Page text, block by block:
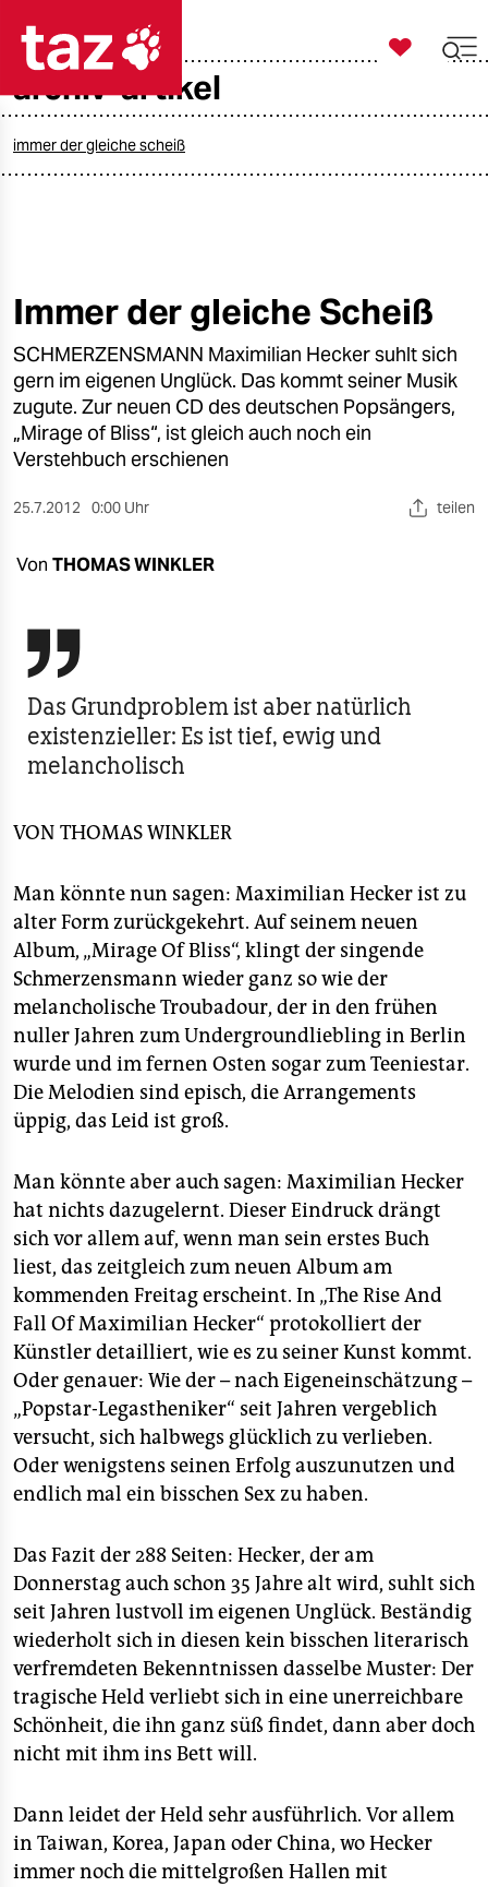
öko
gesellschaft
kultur
sport
verlag
verlag
veranstaltungen
shop
abo
genossenschaft
epaper login

taz zahl ich
archiv-artikel
immer der gleiche scheiß
Immer der gleiche Scheiß
SCHMERZENSMANN Maximilian Hecker suhlt sich
gern im eigenen Unglück. Das kommt seiner Musik
zugute. Zur neuen CD des deutschen Popsängers,
„Mirage of Bliss“, ist gleich auch noch ein
Verstehbuch erschienen
25.7.2012 0:00 Uhr teilen
Von THOMAS WINKLER

Das Grundproblem ist aber natürlich
existenzieller: Es ist tief, ewig und
melancholisch
VON THOMAS WINKLER
Man könnte nun sagen: Maximilian Hecker ist zu
alter Form zurückgekehrt. Auf seinem neuen
Album, „Mirage Of Bliss“, klingt der singende
Schmerzensmann wieder ganz so wie der
melancholische Troubadour, der in den frühen
nuller Jahren zum Undergroundliebling in Berlin
wurde und im fernen Osten sogar zum Teeniestar.
Die Melodien sind episch, die Arrangements
üppig, das Leid ist groß.
Man könnte aber auch sagen: Maximilian Hecker
hat nichts dazugelernt. Dieser Eindruck drängt
sich vor allem auf, wenn man sein erstes Buch
liest, das zeitgleich zum neuen Album am
kommenden Freitag erscheint. In „The Rise And
Fall Of Maximilian Hecker“ protokolliert der
Künstler detailliert, wie es zu seiner Kunst kommt.
Oder genauer: Wie der – nach Eigeneinschätzung –
„Popstar-Legastheniker“ seit Jahren vergeblich
versucht, sich halbwegs glücklich zu verlieben.
Oder wenigstens seinen Erfolg auszunutzen und
endlich mal ein bisschen Sex zu haben.
Das Fazit der 288 Seiten: Hecker, der am
Donnerstag auch schon 35 Jahre alt wird, suhlt sich
seit Jahren lustvoll im eigenen Unglück. Beständig
wiederholt sich in diesen kein bisschen literarisch
verfremdeten Bekenntnissen dasselbe Muster: Der
tragische Held verliebt sich in eine unerreichbare
Schönheit, die ihn ganz süß findet, dann aber doch
nicht mit ihm ins Bett will.
Dann leidet der Held sehr ausführlich. Vor allem
in Taiwan, Korea, Japan oder China, wo Hecker
immer noch die mittelgroßen Hallen mit